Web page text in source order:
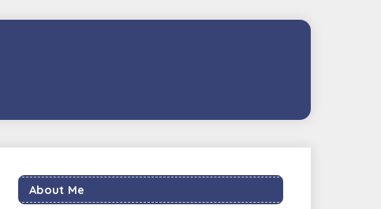
About Me